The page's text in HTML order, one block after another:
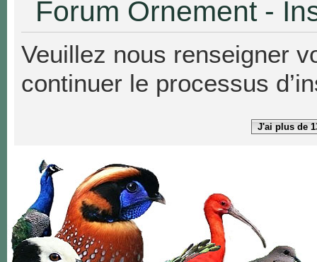
Forum Ornement -
Veuillez nous renseigner
continuer le processus
J'ai plus de